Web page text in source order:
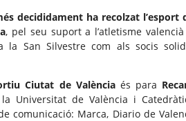
decididament ha recolzat l’esport
, pel seu suport a l’atletisme
San Silvestre com als socis
Ciutat de Valènciaés para
Universitat de València i
comunicació: Marca, Diario de